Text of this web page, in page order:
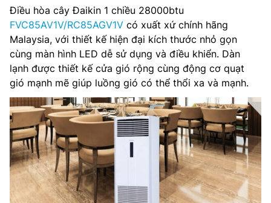
Kích thước dàn nóng(CxRxS): 695 x 930 x 350 mm
Trọng lượng dàn nóng: 57 kg
Đường kính ống dẫn(lỏng/hơi): Ø 9.52/ Ø 15.88
Bảo hành: Máy 12 tháng, Máy nén 5 năm
Điều hòa cây Đaikin 1 chiều 28000btu
FVC85AV1V/RC85AGV1V có xuất xứ chính hãng
Malaysia, với thiết kế hiện đại kích thước nhỏ gọn
cùng màn hình LED dễ sử dụng và điều khiển. Dàn
lạnh được thiết kế cửa gió rộng cùng động cơ quạt
gió mạnh mẽ giúp luồng gió có thể thổi xa và mạnh.